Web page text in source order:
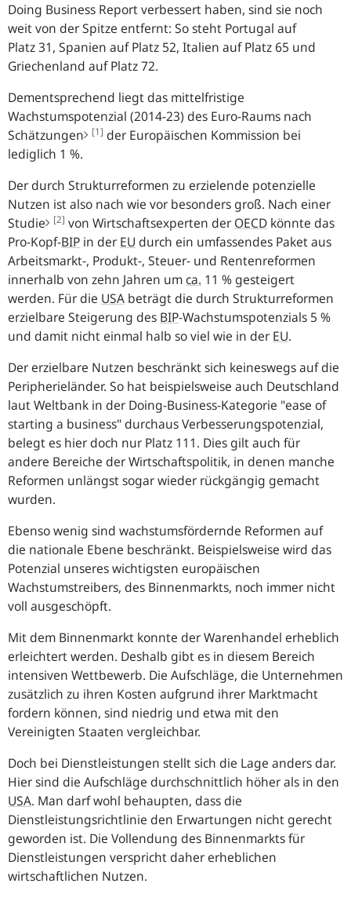
Doing Business Report verbessert haben, sind sie noch
weit von der Spitze entfernt: So steht Portugal auf
Platz 31, Spanien auf Platz 52, Italien auf Platz 65 und
Griechenland auf Platz 72.
Dementsprechend liegt das mittelfristige
Wachstumspotenzial (2014-23) des Euro-Raums nach
Schätzungen
[1] der Europäischen Kommission bei
lediglich 1 %.
Der durch Strukturreformen zu erzielende potenzielle
Nutzen ist also nach wie vor besonders groß. Nach einer
Studie
[2] von Wirtschaftsexperten der OECD könnte das
Pro-Kopf-BIP in der EU durch ein umfassendes Paket aus
Arbeitsmarkt-, Produkt-, Steuer- und Rentenreformen
innerhalb von zehn Jahren um ca. 11 % gesteigert
werden. Für die USA beträgt die durch Strukturreformen
erzielbare Steigerung des BIP-Wachstumspotenzials 5 %
und damit nicht einmal halb so viel wie in der EU.
Der erzielbare Nutzen beschränkt sich keineswegs auf die
Peripherieländer. So hat beispielsweise auch Deutschland
laut Weltbank in der Doing-Business-Kategorie "ease of
starting a business" durchaus Verbesserungspotenzial,
belegt es hier doch nur Platz 111. Dies gilt auch für
andere Bereiche der Wirtschaftspolitik, in denen manche
Reformen unlängst sogar wieder rückgängig gemacht
wurden.
Ebenso wenig sind wachstumsfördernde Reformen auf
die nationale Ebene beschränkt. Beispielsweise wird das
Potenzial unseres wichtigsten europäischen
Wachstumstreibers, des Binnenmarkts, noch immer nicht
voll ausgeschöpft.
Mit dem Binnenmarkt konnte der Warenhandel erheblich
erleichtert werden. Deshalb gibt es in diesem Bereich
intensiven Wettbewerb. Die Aufschläge, die Unternehmen
zusätzlich zu ihren Kosten aufgrund ihrer Marktmacht
fordern können, sind niedrig und etwa mit den
Vereinigten Staaten vergleichbar.
Doch bei Dienstleistungen stellt sich die Lage anders dar.
Hier sind die Aufschläge durchschnittlich höher als in den
USA. Man darf wohl behaupten, dass die
Dienstleistungsrichtlinie den Erwartungen nicht gerecht
geworden ist. Die Vollendung des Binnenmarkts für
Dienstleistungen verspricht daher erheblichen
wirtschaftlichen Nutzen.